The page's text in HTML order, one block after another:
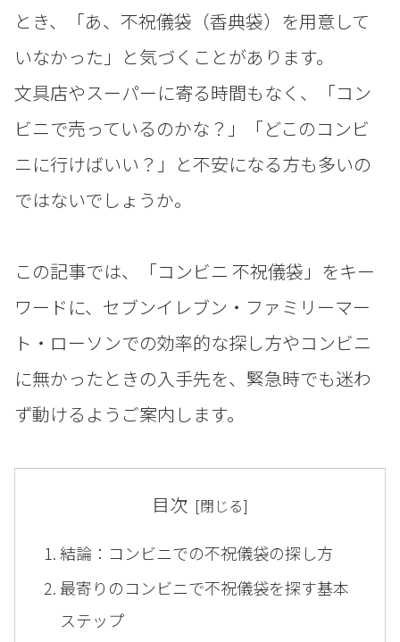
とき、「あ、不祝儀袋（香典袋）を用意して
いなかった」と気づくことがあります。
文具店やスーパーに寄る時間もなく、「コン
ビニで売っているのかな？」「どこのコンビ
ニに行けばいい？」と不安になる方も多いの
ではないでしょうか。
この記事では、「コンビニ 不祝儀袋」をキー
ワードに、セブンイレブン・ファミリーマー
ト・ローソンでの効率的な探し方やコンビニ
に無かったときの入手先を、緊急時でも迷わ
ず動けるようご案内します。
目次
結論：コンビニでの不祝儀袋の探し方
最寄りのコンビニで不祝儀袋を探す基本
ステップ